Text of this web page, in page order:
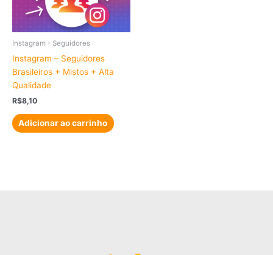
Instagram - Seguidores
Instagram – Seguidores
Brasileiros + Mistos + Alta
Qualidade
R$8,10
Adicionar ao carrinho